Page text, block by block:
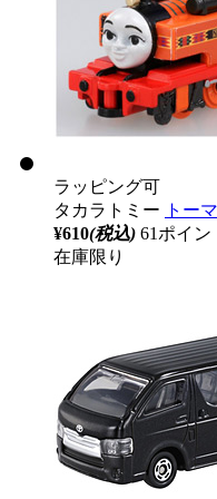
ラッピング可
タカラトミー
トー
¥610(税込) 61ポイン
在庫限り